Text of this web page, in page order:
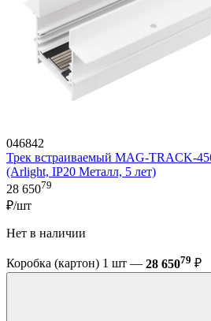
046842
Трек встраиваемый MAG-TRACK-
(Arlight, IP20 Металл, 5 лет)
28 65079
₽/шт
Нет в наличии
Коробка (картон) 1 шт — 28 65079 ₽